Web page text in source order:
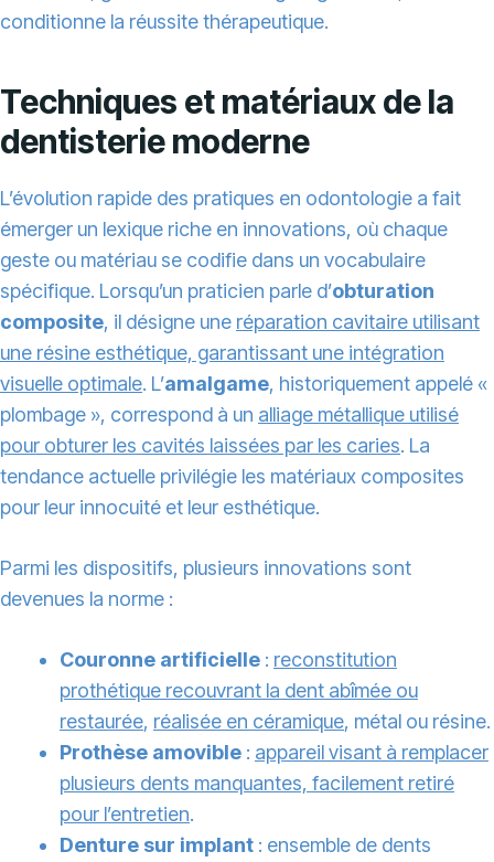
conditionne la réussite thérapeutique.
Techniques et matériaux de la
dentisterie moderne
L’évolution rapide des pratiques en odontologie a fait
émerger un lexique riche en innovations, où chaque
geste ou matériau se codifie dans un vocabulaire
spécifique. Lorsqu’un praticien parle d’obturation
composite, il désigne une réparation cavitaire utilisant
une résine esthétique, garantissant une intégration
visuelle optimale. L’amalgame, historiquement appelé «
plombage », correspond à un alliage métallique utilisé
pour obturer les cavités laissées par les caries. La
tendance actuelle privilégie les matériaux composites
pour leur innocuité et leur esthétique.
Parmi les dispositifs, plusieurs innovations sont
devenues la norme :
Couronne artificielle : reconstitution
prothétique recouvrant la dent abîmée ou
restaurée, réalisée en céramique, métal ou résine.
Prothèse amovible : appareil visant à remplacer
plusieurs dents manquantes, facilement retiré
pour l’entretien.
Denture sur implant : ensemble de dents